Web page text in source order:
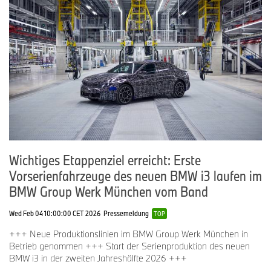
Wichtiges Etappenziel erreicht: Erste
Vorserienfahrzeuge des neuen BMW i3 laufen im
BMW Group Werk München vom Band
Wed Feb 04 10:00:00 CET 2026 Pressemeldung TOP
+++ Neue Produktionslinien im BMW Group Werk München in
Betrieb genommen +++ Start der Serienproduktion des neuen
BMW i3 in der zweiten Jahreshälfte 2026 +++